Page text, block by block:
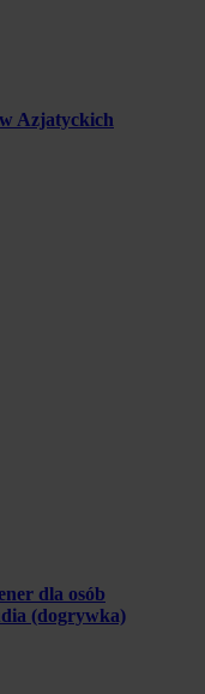
Azjatyckich
dla osób
(dogrywka)